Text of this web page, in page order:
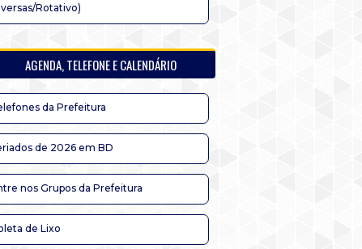
Rotativo)
AGENDA, TELEFONE E CALENDÁRIO
da Prefeitura
de 2026 em BD
nos Grupos da Prefeitura
de Lixo